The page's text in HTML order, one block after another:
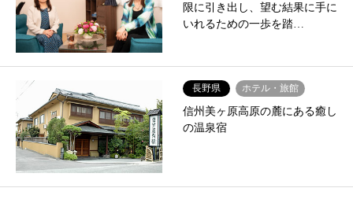
限に引き出し、望む結果に手に
いれるための一歩を踏…
長野県 ホテル・旅館
信州美ヶ原高原の麓にある癒し
の温泉宿